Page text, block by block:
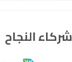
شركاء النجاح